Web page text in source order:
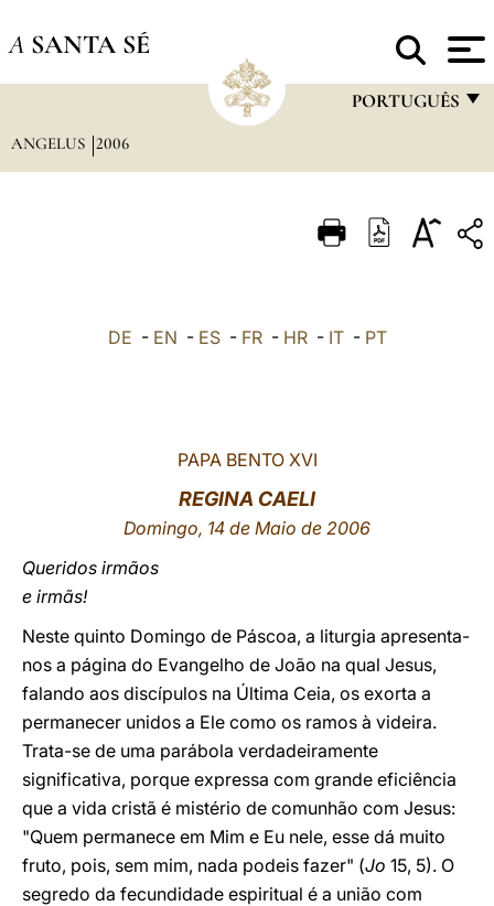
A SANTA SÉ
PORTUGUÊS
ITALIANO
LATINE
ANGELUS 2006
DE - EN - ES- FR- HR- IT- PT
PAPA BENTO XVI
REGINA CAELI
Domingo, 14 de Maio de 2006
Queridos irmãos
e irmãs!
Neste quinto Domingo de Páscoa, a liturgia apresenta-
nos a página do Evangelho de João na qual Jesus,
falando aos discípulos na Última Ceia, os exorta a
permanecer unidos a Ele como os ramos à videira.
Trata-se de uma parábola verdadeiramente
significativa, porque expressa com grande eficiência
que a vida cristã é mistério de comunhão com Jesus:
"Quem permanece em Mim e Eu nele, esse dá muito
fruto, pois, sem mim, nada podeis fazer" (Jo 15, 5). O
segredo da fecundidade espiritual é a união com